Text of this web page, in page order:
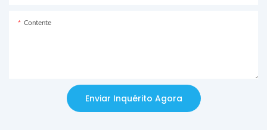
Contente
Enviar Inquérito Agora